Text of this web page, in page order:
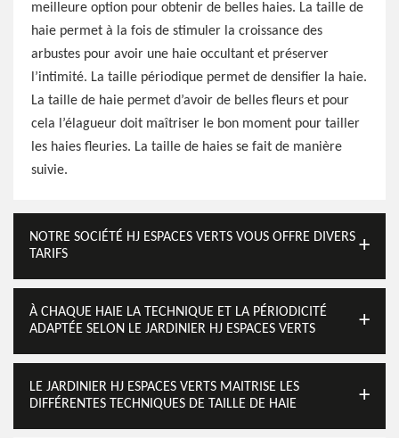
meilleure option pour obtenir de belles haies. La taille de
haie permet à la fois de stimuler la croissance des
arbustes pour avoir une haie occultant et préserver
l’intimité. La taille périodique permet de densifier la haie.
La taille de haie permet d’avoir de belles fleurs et pour
cela l’élagueur doit maîtriser le bon moment pour tailler
les haies fleuries. La taille de haies se fait de manière
suivie.
NOTRE SOCIÉTÉ HJ ESPACES VERTS VOUS OFFRE DIVERS
TARIFS
À CHAQUE HAIE LA TECHNIQUE ET LA PÉRIODICITÉ
ADAPTÉE SELON LE JARDINIER HJ ESPACES VERTS
LE JARDINIER HJ ESPACES VERTS MAITRISE LES
DIFFÉRENTES TECHNIQUES DE TAILLE DE HAIE